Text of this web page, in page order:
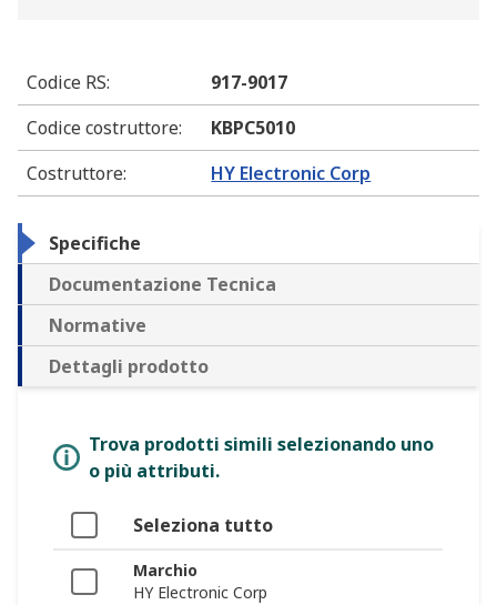
Codice RS:
917-9017
Codice costruttore:
KBPC5010
Costruttore: HY Electronic Corp
Specifiche
Documentazione Tecnica
Normative
Dettagli prodotto
Trova prodotti simili selezionando uno
o più attributi.
Seleziona tutto
Marchio
HY Electronic Corp